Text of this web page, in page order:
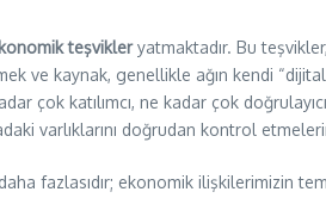
teşvikleryatmaktadır. Bu
ve kaynak, genellikle ağın kendi
çok katılımcı, ne kadar çok
varlıklarını doğrudan kontrol
fazlasıdır; ekonomik ilişkilerimizin